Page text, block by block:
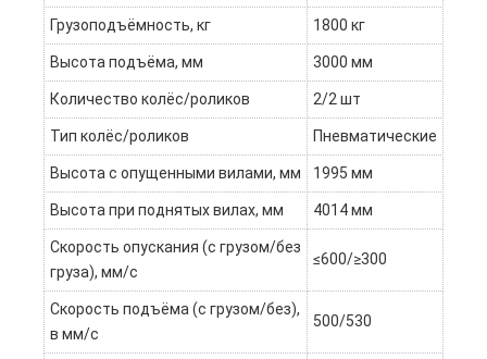
Грузоподъёмность, кг 1800 кг
Высота подъёма, мм 3000 мм
Количество колёс/роликов 2/2 шт
Тип колёс/роликов Пневматические
Высота с опущенными вилами, мм 1995 мм
Высота при поднятых вилах, мм 4014 мм
Скорость опускания (с грузом/без
груза), мм/с
≤600/≥300
Скорость подъёма (с грузом/без),
в мм/c
500/530